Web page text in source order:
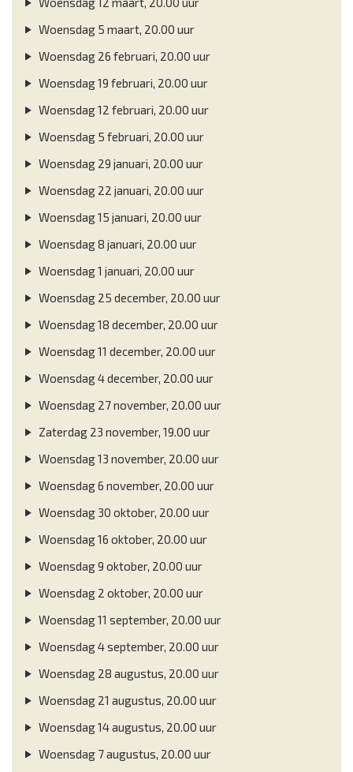
Woensdag 5 maart, 20.00 uur
Woensdag 26 februari, 20.00 uur
Woensdag 19 februari, 20.00 uur
Woensdag 12 februari, 20.00 uur
Woensdag 5 februari, 20.00 uur
Woensdag 29 januari, 20.00 uur
Woensdag 22 januari, 20.00 uur
Woensdag 15 januari, 20.00 uur
Woensdag 8 januari, 20.00 uur
Woensdag 1 januari, 20.00 uur
Woensdag 25 december, 20.00 uur
Woensdag 18 december, 20.00 uur
Woensdag 11 december, 20.00 uur
Woensdag 4 december, 20.00 uur
Woensdag 27 november, 20.00 uur
Zaterdag 23 november, 19.00 uur
Woensdag 13 november, 20.00 uur
Woensdag 6 november, 20.00 uur
Woensdag 30 oktober, 20.00 uur
Woensdag 16 oktober, 20.00 uur
Woensdag 9 oktober, 20.00 uur
Woensdag 2 oktober, 20.00 uur
Woensdag 11 september, 20.00 uur
Woensdag 4 september, 20.00 uur
Woensdag 28 augustus, 20.00 uur
Woensdag 21 augustus, 20.00 uur
Woensdag 14 augustus, 20.00 uur
Woensdag 7 augustus, 20.00 uur